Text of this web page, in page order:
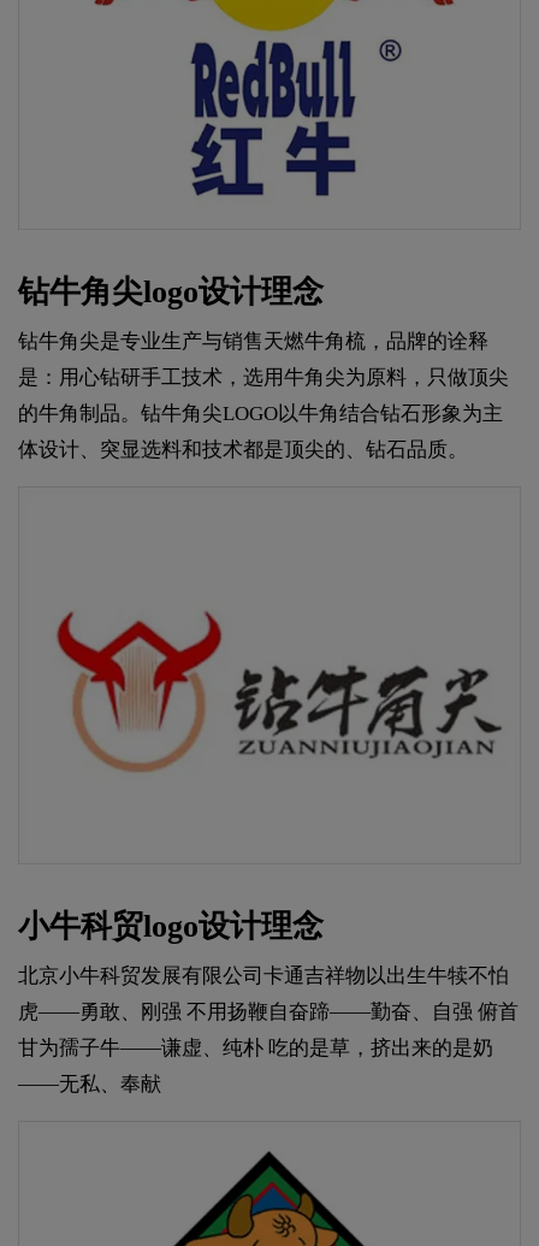
钻牛角尖logo设计理念
钻牛角尖是专业生产与销售天燃牛角梳，品牌的诠释
是：用心钻研手工技术，选用牛角尖为原料，只做顶尖
的牛角制品。钻牛角尖LOGO以牛角结合钻石形象为主
体设计、突显选料和技术都是顶尖的、钻石品质。
小牛科贸logo设计理念
北京小牛科贸发展有限公司卡通吉祥物以出生牛犊不怕
虎——勇敢、刚强 不用扬鞭自奋蹄——勤奋、自强 俯首
甘为孺子牛——谦虚、纯朴 吃的是草，挤出来的是奶
——无私、奉献